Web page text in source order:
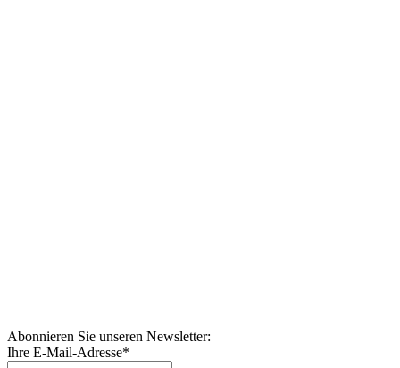
Abonnieren Sie unseren Newsletter:
Ihre E-Mail-Adresse*